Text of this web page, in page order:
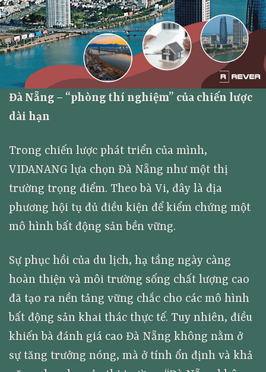
Đà Nẵng – “phòng thí nghiệm” của chiến lược
dài hạn
Trong chiến lược phát triển của mình,
VIDANANG lựa chọn Đà Nẵng như một thị
trường trọng điểm. Theo bà Vi, đây là địa
phương hội tụ đủ điều kiện để kiểm chứng một
mô hình bất động sản bền vững.
Sự phục hồi của du lịch, hạ tầng ngày càng
hoàn thiện và môi trường sống chất lượng cao
đã tạo ra nền tảng vững chắc cho các mô hình
bất động sản khai thác thực tế. Tuy nhiên, điều
khiến bà đánh giá cao Đà Nẵng không nằm ở
sự tăng trưởng nóng, mà ở tính ổn định và khả